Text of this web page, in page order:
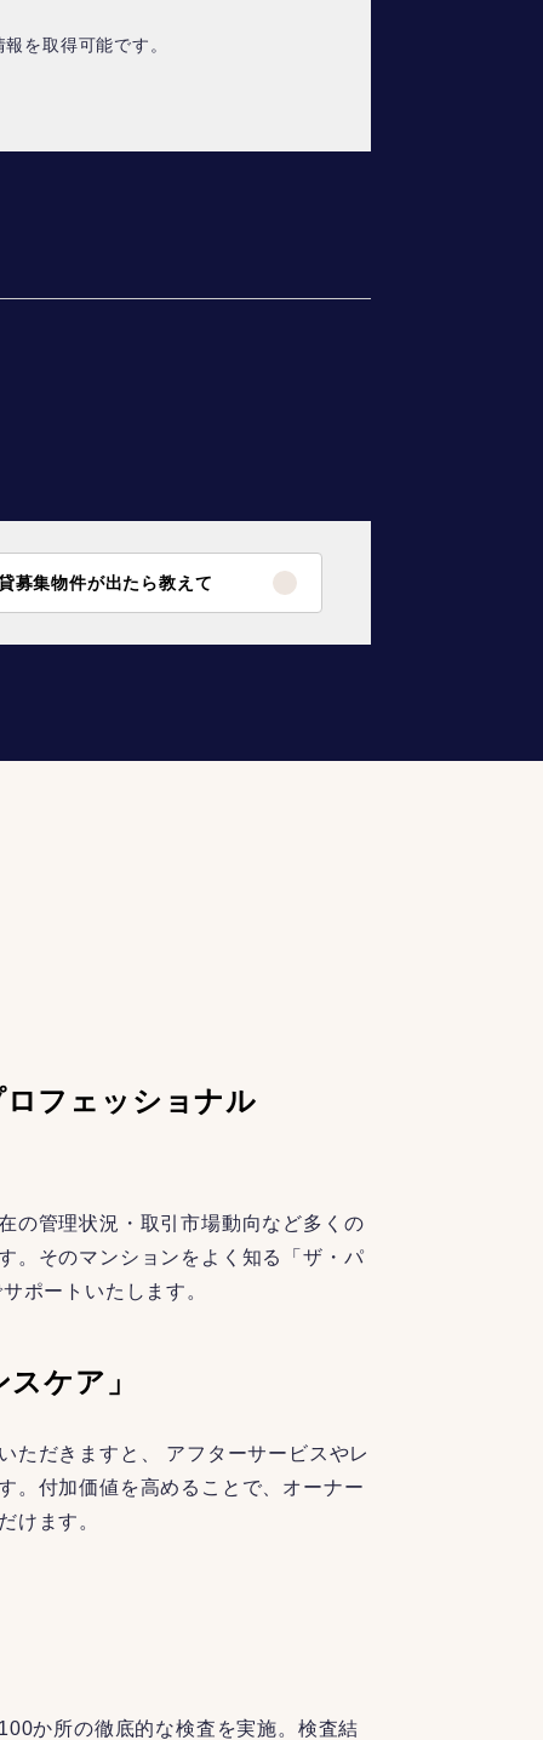
を取得可能です。
募集物件が出たら教えて
フェッショナル
の管理状況・取引市場動向など多くの
。そのマンションをよく知る「ザ・パ
ポートいたします。
ケア」
ただきますと、 アフターサービスやレ
。付加価値を高めることで、オーナー
けます。
か所の徹底的な検査を実施。検査結